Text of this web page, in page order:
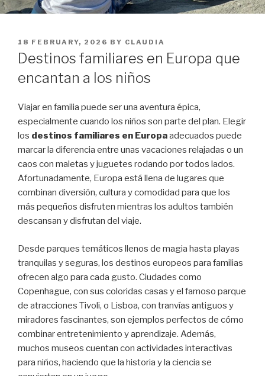
POSTED
ON
18 FEBRUARY, 2026 BY CLAUDIA
Destinos familiares en Europa que
encantan a los niños
Viajar en familia puede ser una aventura épica,
especialmente cuando los niños son parte del plan. Elegir
los destinos familiares en Europaadecuados puede
marcar la diferencia entre unas vacaciones relajadas o un
caos con maletas y juguetes rodando por todos lados.
Afortunadamente, Europa está llena de lugares que
combinan diversión, cultura y comodidad para que los
más pequeños disfruten mientras los adultos también
descansan y disfrutan del viaje.
Desde parques temáticos llenos de magia hasta playas
tranquilas y seguras, los destinos europeos para familias
ofrecen algo para cada gusto. Ciudades como
Copenhague, con sus coloridas casas y el famoso parque
de atracciones Tivoli, o Lisboa, con tranvías antiguos y
miradores fascinantes, son ejemplos perfectos de cómo
combinar entretenimiento y aprendizaje. Además,
muchos museos cuentan con actividades interactivas
para niños, haciendo que la historia y la ciencia se